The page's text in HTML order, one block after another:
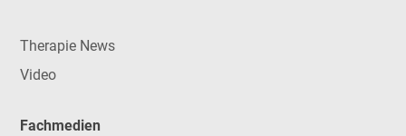
Therapie News
Video
Fachmedien